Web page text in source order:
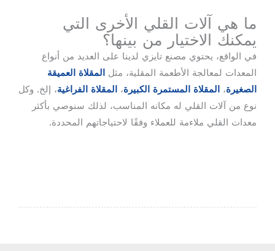
ما هي آلات القلي الأخرى التي
يمكنك الاختيار من بينها؟
في الواقع، يحتوي مصنع تايزي لدينا على العديد من أنواع
المعدات لمعالجة الأطعمة المقلية، مثل
المقلاة العميقة
الصغيرة، المقلاة المستمرة الكبيرة، المقلاة الفراغية، إلخ. وكل
نوع من آلات القلي له مكانه المناسب، لذلك سنوصي بأكثر
معدات القلي ملاءمة للعملاء وفقًا لاحتياجاتهم المحددة.